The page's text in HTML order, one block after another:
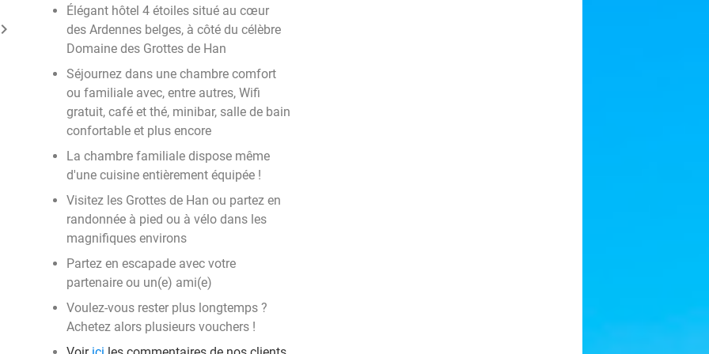
keyboard_arrow_right
Élégant hôtel 4 étoiles situé au cœur
des Ardennes belges, à côté du célèbre
Domaine des Grottes de Han
Séjournez dans une chambre comfort
ou familiale avec, entre autres, Wifi
gratuit, café et thé, minibar, salle de bain
confortable et plus encore
La chambre familiale dispose même
d'une cuisine entièrement équipée !
Visitez les Grottes de Han ou partez en
randonnée à pied ou à vélo dans les
magnifiques environs
Partez en escapade avec votre
partenaire ou un(e) ami(e)
Voulez-vous rester plus longtemps ?
Achetez alors plusieurs vouchers !